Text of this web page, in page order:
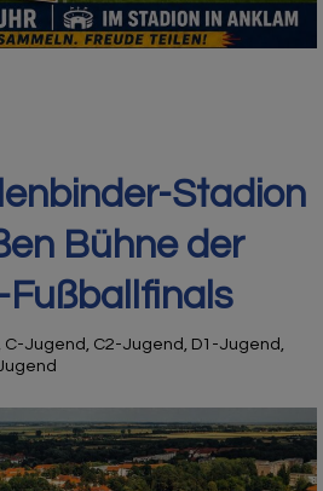
Stadion
Bühne der
C-Jugend C2-Jugend D1-Jugend